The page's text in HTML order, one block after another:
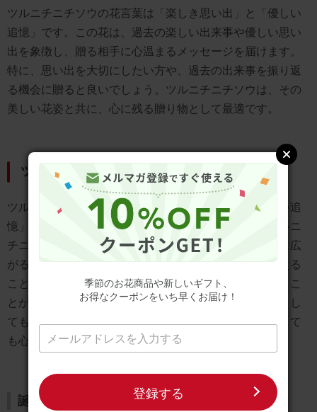
ツルニチニチソウの花言葉は「楽しき思い出」と「優しい
追憶」です。この花は、過去の楽しい出来事や優しい思い
出を象徴し、贈る相手に心温まるメッセージを届けます。
特に、思い出を大切にしたい方や、過去の出来事を振り返
る機会に贈ると良いでしょう。ツルニチニチソウは、その
美しい花姿と共に、心に残る贈り物として最適です。
ツルニチニチソウの花言葉の由来
ツルニチニチソウの花言葉「楽しき思い出」と「優しい追
憶」は、その特徴的な姿と性質に由来しています。ツルニ
チニチソウは、つる性の植物であり、地面を這うように広
がる様子が、過去の思い出を優しく包み込むように見える
ことから、この花言葉が生まれました。また、春に咲くこ
とから、新しい始まりや過去の思い出を振り返る象徴とし
ても捉えられています。これらの花言葉は、贈り物として
も心温まるメッセージを伝えることができます。
誕生日のお花ギフトはこちら
季節のお花商品や新しいギフト、
お得なクーポンをいち早くお届け！
登録する